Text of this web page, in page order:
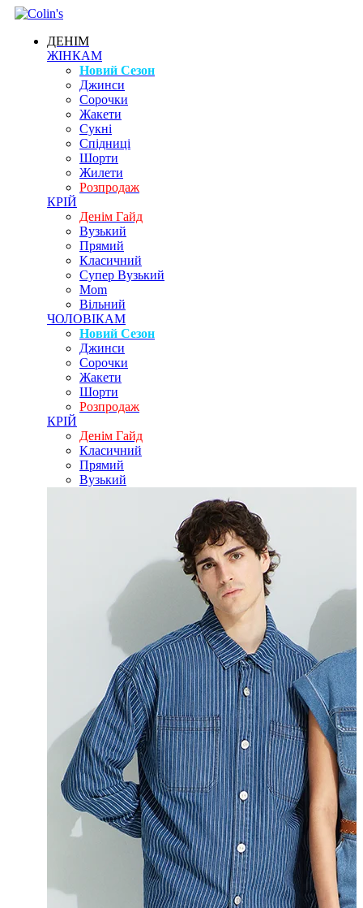
ДЕНІМ
ЖІНКАМ
Новий Сезон
Джинси
Сорочки
Жакети
Сукні
Спідниці
Шорти
Жилети
Розпродаж
КРІЙ
Денім Гайд
Вузький
Прямий
Класичний
Супер Вузький
Mom
Вільний
ЧОЛОВІКАМ
Новий Сезон
Джинси
Сорочки
Жакети
Шорти
Розпродаж
КРІЙ
Денім Гайд
Класичний
Прямий
Вузький